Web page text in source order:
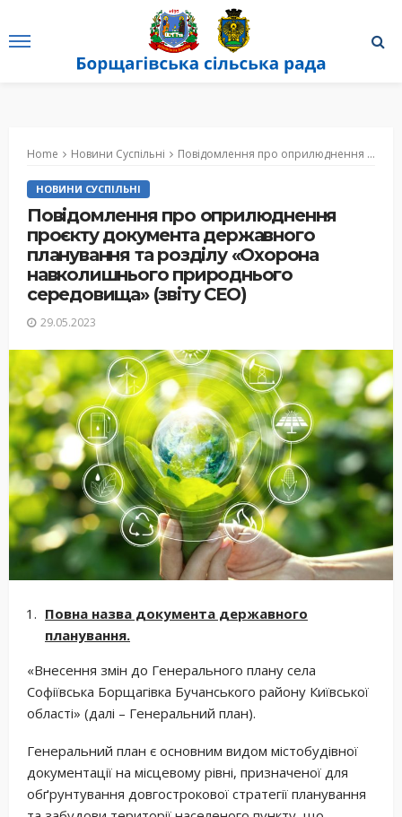
Home Новини Суспільні Повідомлення про оприлюднення проєкту документа державного планування та розділу «Охорона навколишнього природнього середовища» (звіту СЕО)
НОВИНИ СУСПІЛЬНІ
Повідомлення про оприлюднення
проєкту документа державного
планування та розділу «Охорона
навколишнього природнього
середовища» (звіту СЕО)
29.05.2023
Повна назва документа державного
планування.
«Внесення змін до Генерального плану села
Софіївська Борщагівка Бучанського району Київської
області» (далі – Генеральний план).
Генеральний план є основним видом містобудівної
документації на місцевому рівні, призначеної для
обґрунтування довгострокової стратегії планування